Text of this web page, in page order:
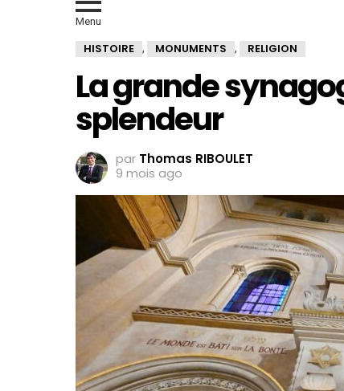
Menu
HISTOIRE , MONUMENTS , RELIGION
La grande
splendeur
par Thomas RIBOULET
9 mois ago